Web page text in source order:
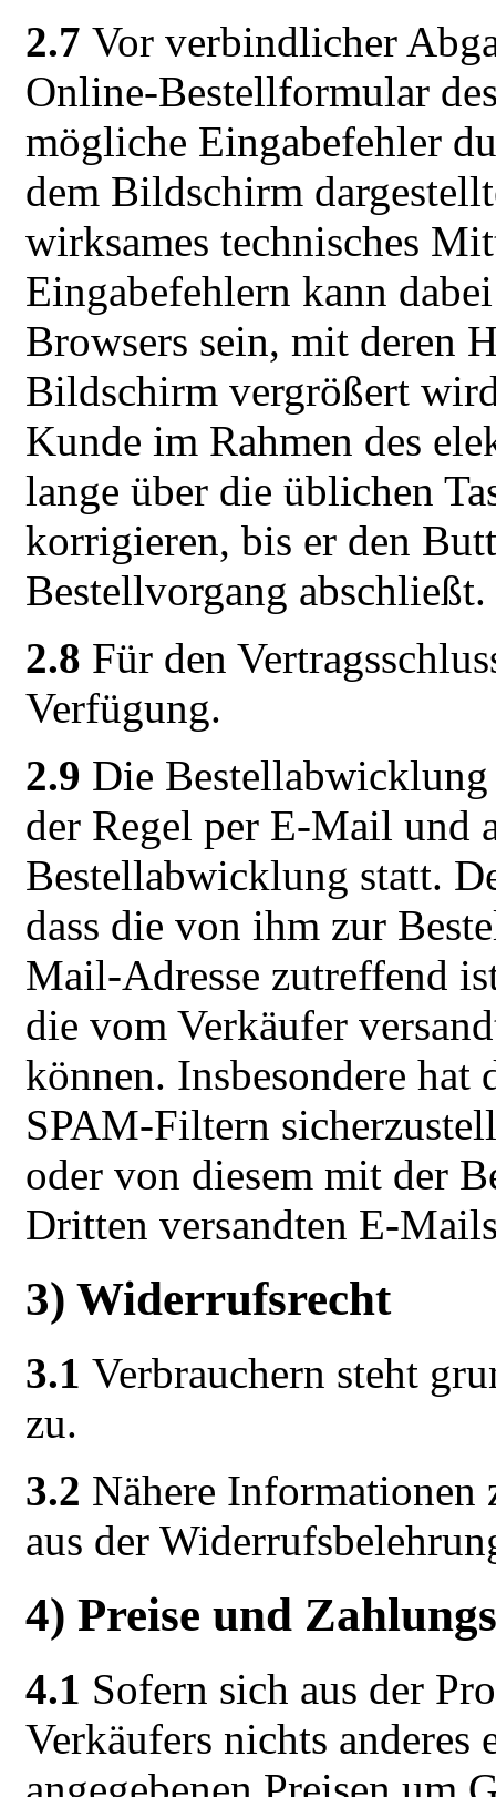
2.7 Vor verbindlicher
Online-Bestellformular
mögliche Eingabefehler
dem Bildschirm
wirksames technisches
Eingabefehlern kann
Browsers sein, mit deren
Bildschirm vergrößert
Kunde im Rahmen des
lange über die üblichen
korrigieren, bis er den
Bestellvorgang abschließt.
2.8 Für den
Verfügung.
2.9 Die
der Regel per E-Mail und
Bestellabwicklung statt.
dass die von ihm zur
Mail-Adresse zutreffend
die vom Verkäufer
können. Insbesondere
SPAM-Filtern
oder von diesem mit der
Dritten versandten E-
3) Widerrufsrecht
3.1 Verbrauchern steht
zu.
3.2 Nähere Informationen
aus der
4) Preise und
4.1 Sofern sich aus der
Verkäufers nichts anderes